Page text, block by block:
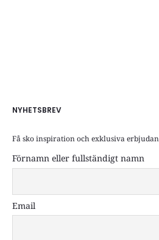
NYHETSBREV
Få sko inspiration och exklusiva
Förnamn eller fullständigt namn
Email